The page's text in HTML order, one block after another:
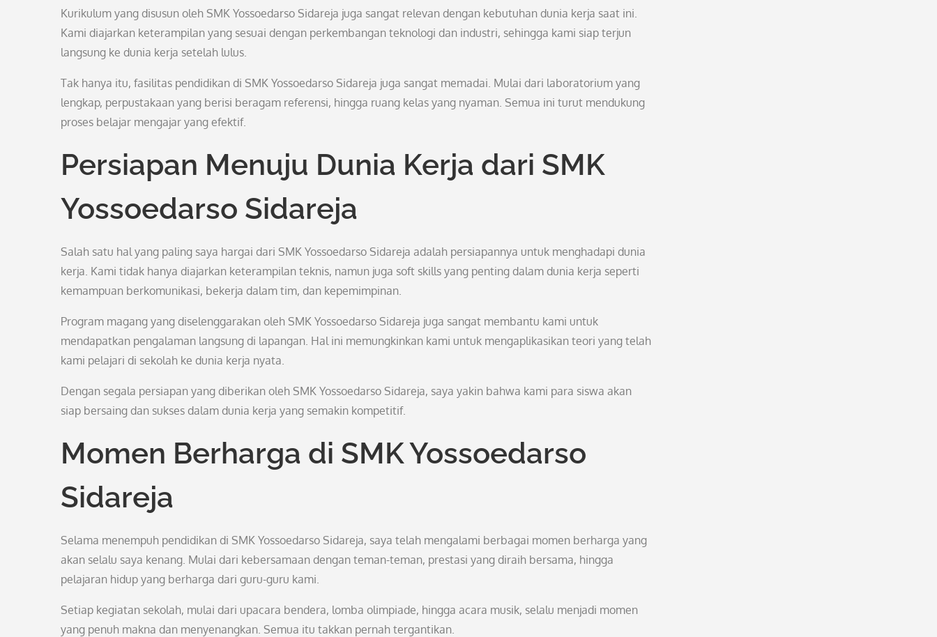
Kurikulum yang disusun oleh SMK Yossoedarso Sidareja juga sangat relevan dengan kebutuhan dunia kerja saat ini.
Kami diajarkan keterampilan yang sesuai dengan perkembangan teknologi dan industri, sehingga kami siap terjun
langsung ke dunia kerja setelah lulus.
Tak hanya itu, fasilitas pendidikan di SMK Yossoedarso Sidareja juga sangat memadai. Mulai dari laboratorium yang
lengkap, perpustakaan yang berisi beragam referensi, hingga ruang kelas yang nyaman. Semua ini turut mendukung
proses belajar mengajar yang efektif.
Persiapan Menuju Dunia Kerja dari SMK
Yossoedarso Sidareja
Salah satu hal yang paling saya hargai dari SMK Yossoedarso Sidareja adalah persiapannya untuk menghadapi dunia
kerja. Kami tidak hanya diajarkan keterampilan teknis, namun juga soft skills yang penting dalam dunia kerja seperti
kemampuan berkomunikasi, bekerja dalam tim, dan kepemimpinan.
Program magang yang diselenggarakan oleh SMK Yossoedarso Sidareja juga sangat membantu kami untuk
mendapatkan pengalaman langsung di lapangan. Hal ini memungkinkan kami untuk mengaplikasikan teori yang telah
kami pelajari di sekolah ke dunia kerja nyata.
Dengan segala persiapan yang diberikan oleh SMK Yossoedarso Sidareja, saya yakin bahwa kami para siswa akan
siap bersaing dan sukses dalam dunia kerja yang semakin kompetitif.
Momen Berharga di SMK Yossoedarso
Sidareja
Selama menempuh pendidikan di SMK Yossoedarso Sidareja, saya telah mengalami berbagai momen berharga yang
akan selalu saya kenang. Mulai dari kebersamaan dengan teman-teman, prestasi yang diraih bersama, hingga
pelajaran hidup yang berharga dari guru-guru kami.
Setiap kegiatan sekolah, mulai dari upacara bendera, lomba olimpiade, hingga acara musik, selalu menjadi momen
yang penuh makna dan menyenangkan. Semua itu takkan pernah tergantikan.